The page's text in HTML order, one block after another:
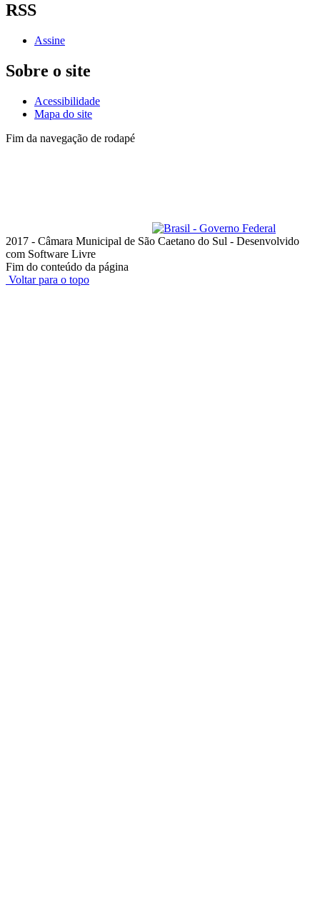
RSS
Assine
Sobre o site
Acessibilidade
Mapa do site
Fim da navegação de rodapé
2017 - Câmara Municipal de São Caetano do Sul - Desenvolvido
com Software Livre
Fim do conteúdo da página
Voltar para o topo